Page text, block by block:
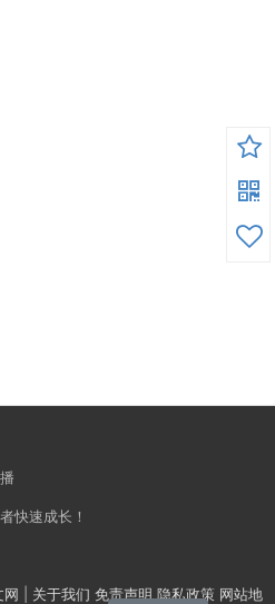
快速成长！
网 关于我们 免责声明 隐私政策 网站地